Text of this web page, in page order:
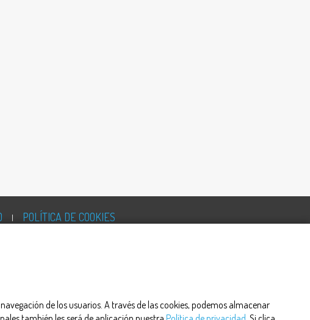
POLÍTICA DE COOKIES
de los usuarios. A través de las cookies, podemos almacenar